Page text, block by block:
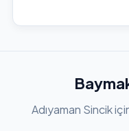
Adıyaman Sincik